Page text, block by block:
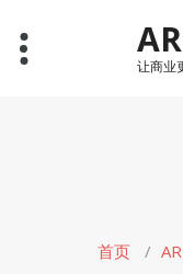
content
让商业
首页 /